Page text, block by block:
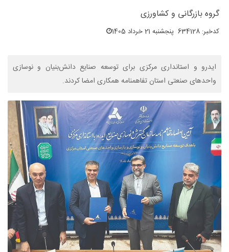
گروه بازرگانی و کشاورزی
کدخبر: 634128 پنجشنبه 21 خرداد 1405
ایدرو و استانداری مرکزی برای توسعه صنایع دانش‌بنیان و نوسازی
واحدهای صنعتی استان تفاهمنامه همکاری امضا کردند.